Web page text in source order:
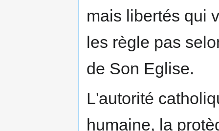
mais libertés qui
les règle pas
de Son Eglise.
L'autorité
humaine, la